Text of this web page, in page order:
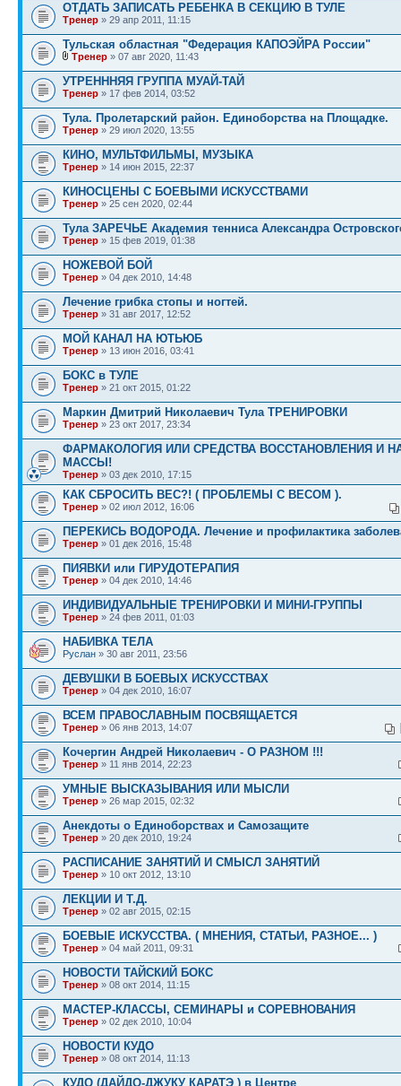
ОТДАТЬ ЗАПИСАТЬ РЕБЕНКА В СЕКЦИЮ В ТУЛЕ
Тренер » 29 апр 2011, 11:15
Тульская областная "Федерация КАПОЭЙРА России"
Тренер » 07 авг 2020, 11:43
УТРЕНННЯЯ ГРУППА МУАЙ-ТАЙ
Тренер » 17 фев 2014, 03:52
Тула. Пролетарский район. Единоборства на Площадке.
Тренер » 29 июл 2020, 13:55
КИНО, МУЛЬТФИЛЬМЫ, МУЗЫКА
Тренер » 14 июн 2015, 22:37
КИНОСЦЕНЫ С БОЕВЫМИ ИСКУССТВАМИ
Тренер » 25 сен 2020, 02:44
Тула ЗАРЕЧЬЕ Академия тенниса Александра
Тренер » 15 фев 2019, 01:38
НОЖЕВОЙ БОЙ
Тренер » 04 дек 2010, 14:48
Лечение грибка стопы и ногтей.
Тренер » 31 авг 2017, 12:52
МОЙ КАНАЛ НА ЮТЬЮБ
Тренер » 13 июн 2016, 03:41
БОКС в ТУЛЕ
Тренер » 21 окт 2015, 01:22
Маркин Дмитрий Николаевич Тула ТРЕНИРОВКИ
Тренер » 23 окт 2017, 23:34
ФАРМАКОЛОГИЯ ИЛИ СРЕДСТВА ВОССТАНОВЛЕНИЯ И
МАССЫ!
Тренер » 03 дек 2010, 17:15
КАК СБРОСИТЬ ВЕС?! ( ПРОБЛЕМЫ С ВЕСОМ ).
Тренер » 02 июл 2012, 16:06
ПЕРЕКИСЬ ВОДОРОДА. Лечение и профилактика
Тренер » 01 дек 2016, 15:48
ПИЯВКИ или ГИРУДОТЕРАПИЯ
Тренер » 04 дек 2010, 14:46
ИНДИВИДУАЛЬНЫЕ ТРЕНИРОВКИ И МИНИ-ГРУППЫ
Тренер » 24 фев 2011, 01:03
НАБИВКА ТЕЛА
Руслан » 30 авг 2011, 23:56
ДЕВУШКИ В БОЕВЫХ ИСКУССТВАХ
Тренер » 04 дек 2010, 16:07
ВСЕМ ПРАВОСЛАВНЫМ ПОСВЯЩАЕТСЯ
Тренер » 06 янв 2013, 14:07
Кочергин Андрей Николаевич - О РАЗНОМ !!!
Тренер » 11 янв 2014, 22:23
УМНЫЕ ВЫСКАЗЫВАНИЯ ИЛИ МЫСЛИ
Тренер » 26 мар 2015, 02:32
Анекдоты о Единоборствах и Самозащите
Тренер » 20 дек 2010, 19:24
РАСПИСАНИЕ ЗАНЯТИЙ И СМЫСЛ ЗАНЯТИЙ
Тренер » 10 окт 2012, 13:10
ЛЕКЦИИ И Т.Д.
Тренер » 02 авг 2015, 02:15
БОЕВЫЕ ИСКУССТВА. ( МНЕНИЯ, СТАТЬИ, РАЗНОЕ... )
Тренер » 04 май 2011, 09:31
НОВОСТИ ТАЙСКИЙ БОКС
Тренер » 08 окт 2014, 11:15
МАСТЕР-КЛАССЫ, СЕМИНАРЫ и СОРЕВНОВАНИЯ
Тренер » 02 дек 2010, 10:04
НОВОСТИ КУДО
Тренер » 08 окт 2014, 11:13
КУДО (ДАЙДО-ДЖУКУ КАРАТЭ ) в Центре